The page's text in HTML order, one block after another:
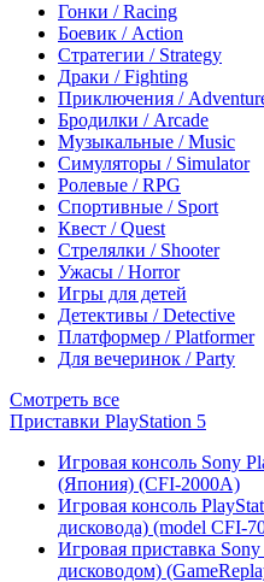
Гонки / Racing
Боевик / Action
Стратегии / Strategy
Драки / Fighting
Приключения /
Бродилки / Arcade
Музыкальные / Music
Симуляторы / Simulator
Ролевые / RPG
Спортивные / Sport
Квест / Quest
Стрелялки / Shooter
Ужасы / Horror
Игры для детей
Детективы / Detective
Платформер / Platformer
Для вечеринок / Party
Смотреть все
Приставки PlayStation 5
Игровая консоль Sony
(Япония) (CFI-2000A)
Игровая консоль
дисковода) (model CFI-
Игровая приставка
дисководом)